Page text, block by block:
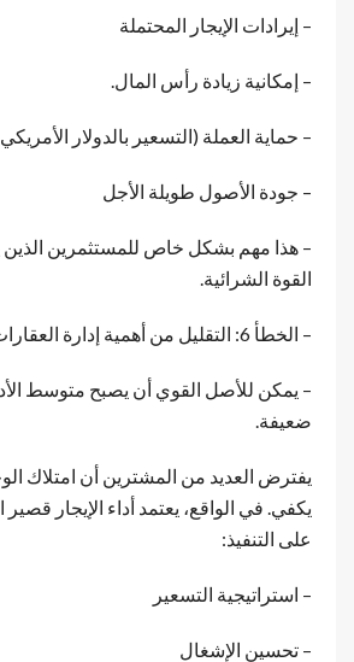
– إيرادات الإيجار المحتملة
– إمكانية زيادة رأس المال.
– حماية العملة (التسعير بالدولار
– جودة الأصول طويلة الأجل
– هذا مهم بشكل خاص للمستثمرين
القوة الشرائية.
– الخطأ 6: التقليل من أهمية إدارة العقارات
– يمكن للأصل القوي أن يصبح متوسط
ضعيفة.
يفترض العديد من المشترين أن امتلاك
يكفي. في الواقع، يعتمد أداء الإيجار
على التنفيذ:
– استراتيجية التسعير
– تحسين الإشغال